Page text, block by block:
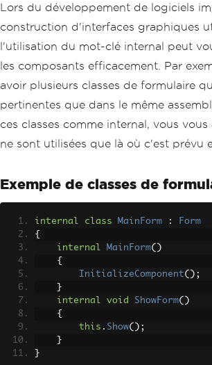
Lors du développement de logiciels
construction d'interfaces graphiques
l'utilisation du mot-clé internal peut
les composants efficacement. Par
avoir plusieurs classes de formulaire
pertinentes que dans le même
ces classes comme internal, vous vous
ne sont utilisées que là où c'est prévu
Exemple de classes de
internal class MainForm :
Form
{
internal
MainForm()
{
InitializeComponent();
}
internal
void ShowForm()
{
this . Show();
}
}